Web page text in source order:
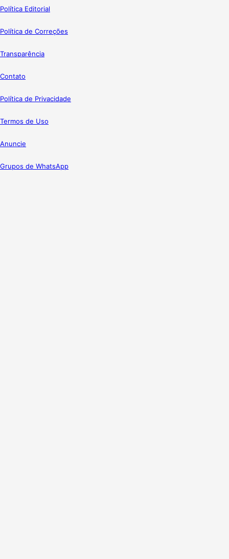
Política Editorial
Política de Correções
Transparência
Contato
Política de Privacidade
Termos de Uso
Anuncie
Grupos de WhatsApp